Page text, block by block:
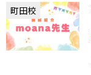
町田校